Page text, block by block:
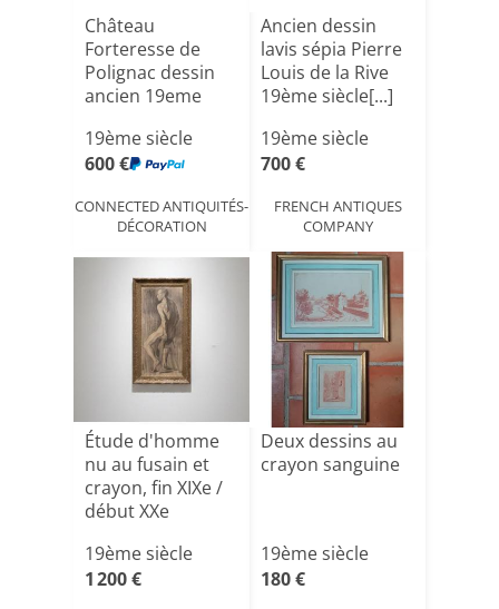
Château
Forteresse de
Polignac dessin
ancien 19eme
19ème siècle
600 €
CONNECTED ANTIQUITÉS-
DÉCORATION
Ancien dessin
lavis sépia Pierre
Louis de la Rive
19ème siècle[...]
19ème siècle
700 €
FRENCH ANTIQUES
COMPANY
Étude d'homme
nu au fusain et
crayon, fin XIXe /
début XXe
19ème siècle
1 200 €
Deux dessins au
crayon sanguine
19ème siècle
180 €